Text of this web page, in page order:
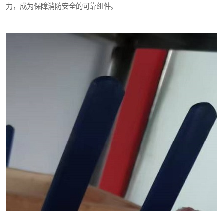
力，成为保障消防安全的可靠组件。